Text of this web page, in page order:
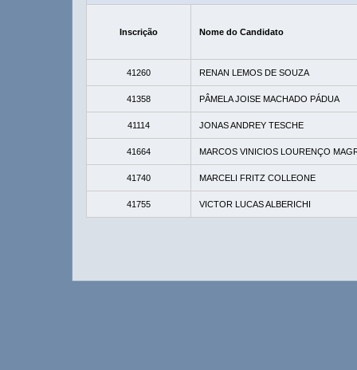
Inscrição Nome do Candidato
41260 RENAN LEMOS DE SOUZA
41358 PÂMELA JOISE MACHADO PÁDUA
41114 JONAS ANDREY TESCHE
41664 MARCOS VINICIOS LOURENÇO
41740 MARCELI FRITZ COLLEONE
41755 VICTOR LUCAS ALBERICHI